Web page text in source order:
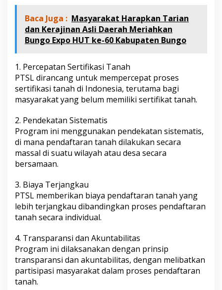
L
K
e
d
a
M
a
s
a
r
a
k
a
Baca Juga : Masyarakat Harapkan Tarian
dan Kerajinan Asli Daerah Meriahkan
Bungo Expo HUT ke-60 Kabupaten Bungo
1. Percepatan Sertifikasi Tanah
PTSL dirancang untuk mempercepat proses
sertifikasi tanah di Indonesia, terutama bagi
masyarakat yang belum memiliki sertifikat tanah.
2. Pendekatan Sistematis
Program ini menggunakan pendekatan sistematis,
di mana pendaftaran tanah dilakukan secara
massal di suatu wilayah atau desa secara
bersamaan.
3. Biaya Terjangkau
PTSL memberikan biaya pendaftaran tanah yang
lebih terjangkau dibandingkan proses pendaftaran
tanah secara individual.
4. Transparansi dan Akuntabilitas
Program ini dilaksanakan dengan prinsip
transparansi dan akuntabilitas, dengan melibatkan
partisipasi masyarakat dalam proses pendaftaran
tanah.